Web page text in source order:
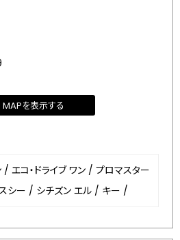
MAPを表示する
/ エコ・ドライブ ワン / プロマスター
シー / シチズン エル / キー /